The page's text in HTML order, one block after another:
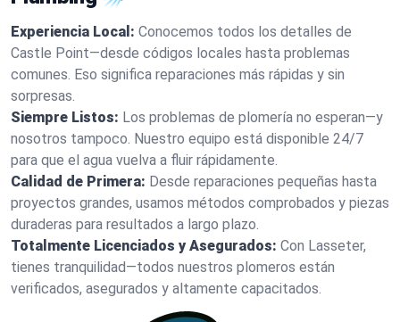
Experiencia Local: Conocemos todos los detalles de
Castle Point—desde códigos locales hasta problemas
comunes. Eso significa reparaciones más rápidas y sin
sorpresas.
Siempre Listos: Los problemas de plomería no esperan—y
nosotros tampoco. Nuestro equipo está disponible 24/7
para que el agua vuelva a fluir rápidamente.
Calidad de Primera: Desde reparaciones pequeñas hasta
proyectos grandes, usamos métodos comprobados y piezas
duraderas para resultados a largo plazo.
Totalmente Licenciados y Asegurados: Con Lasseter,
tienes tranquilidad—todos nuestros plomeros están
verificados, asegurados y altamente capacitados.